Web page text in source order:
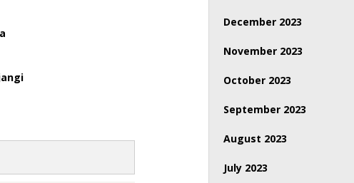
December 2023
November 2023
October 2023
September 2023
August 2023
July 2023